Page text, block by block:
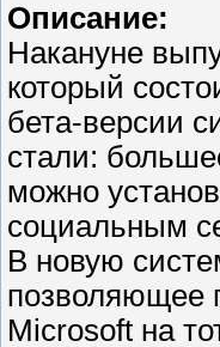
Описание:
Накануне
который
бета-версии
стали:
можно
социальным
В новую
позволяющее
Microsoft на